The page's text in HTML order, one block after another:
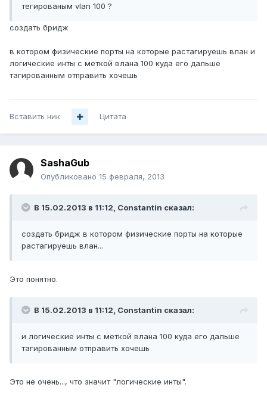
тегированым vlan 100 ?
создать бридж
в котором физические порты на которые растагируешь влан и
логические инты с меткой влана 100 куда его дальше
тагированным отправить хочешь
Вставить ник Цитата
SashaGub
Опубликовано 15 февраля, 2013
В 15.02.2013 в 11:12, Constantin сказал:
создать бридж в котором физические порты на которые
растагируешь влан...
Это понятно.
В 15.02.2013 в 11:12, Constantin сказал:
и логические инты с меткой влана 100 куда его дальше
тагированным отправить хочешь
Это не очень..., что значит "логические инты".